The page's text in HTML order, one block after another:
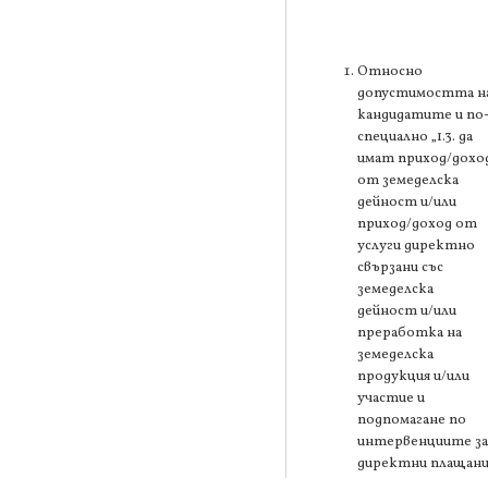
Относно
допустимостта
кандидатите и по-
специално „1.3. да
имат приход/
от земеделска
дейност и/или
приход/доход от
услуги директно
свързани със
земеделска
дейност и/или
преработка на
земеделска
продукция и/или
участие и
подпомагане по
интервенциите за
директни